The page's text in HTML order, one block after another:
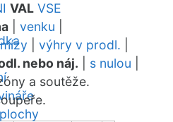
VAL VSE
venku
výhry v prodl.
nebo náj. s nulou
a soutěže.